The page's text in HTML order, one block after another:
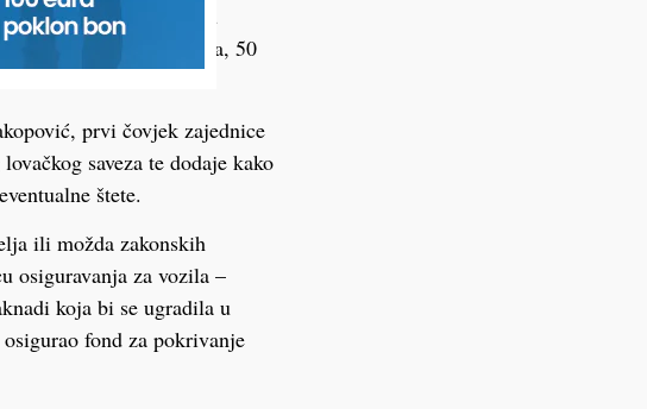
štete pa im sporovi nisu
nešto viši iznos posla, 50
prvi čovjek zajednice
saveza te dodaje kako
štete.
ili možda zakonskih
osiguravanja za vozila –
koja bi se ugradila u
fond za pokrivanje